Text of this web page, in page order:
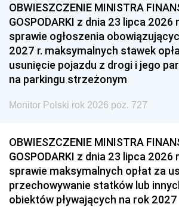
OBWIESZCZENIE MINISTRA
GOSPODARKI z dnia 23 lipca 2026
sprawie ogłoszenia
2027 r. maksymalnych stawek
usunięcie pojazdu z drogi i jego
na parkingu strzeżonym
Monitor Polski rok 2026 poz. 727
OBWIESZCZENIE MINISTRA
GOSPODARKI z dnia 23 lipca 2026
sprawie maksymalnych opłat za
przechowywanie statków lub
obiektów pływających na rok 2027